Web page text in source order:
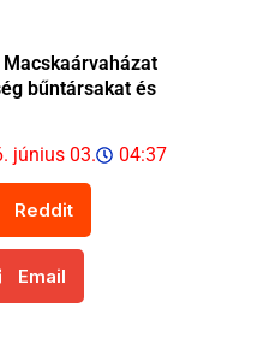
bűntársakat és
június 03. 04:37
Reddit
Email